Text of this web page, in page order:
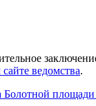
ведомства.
Болотной площади